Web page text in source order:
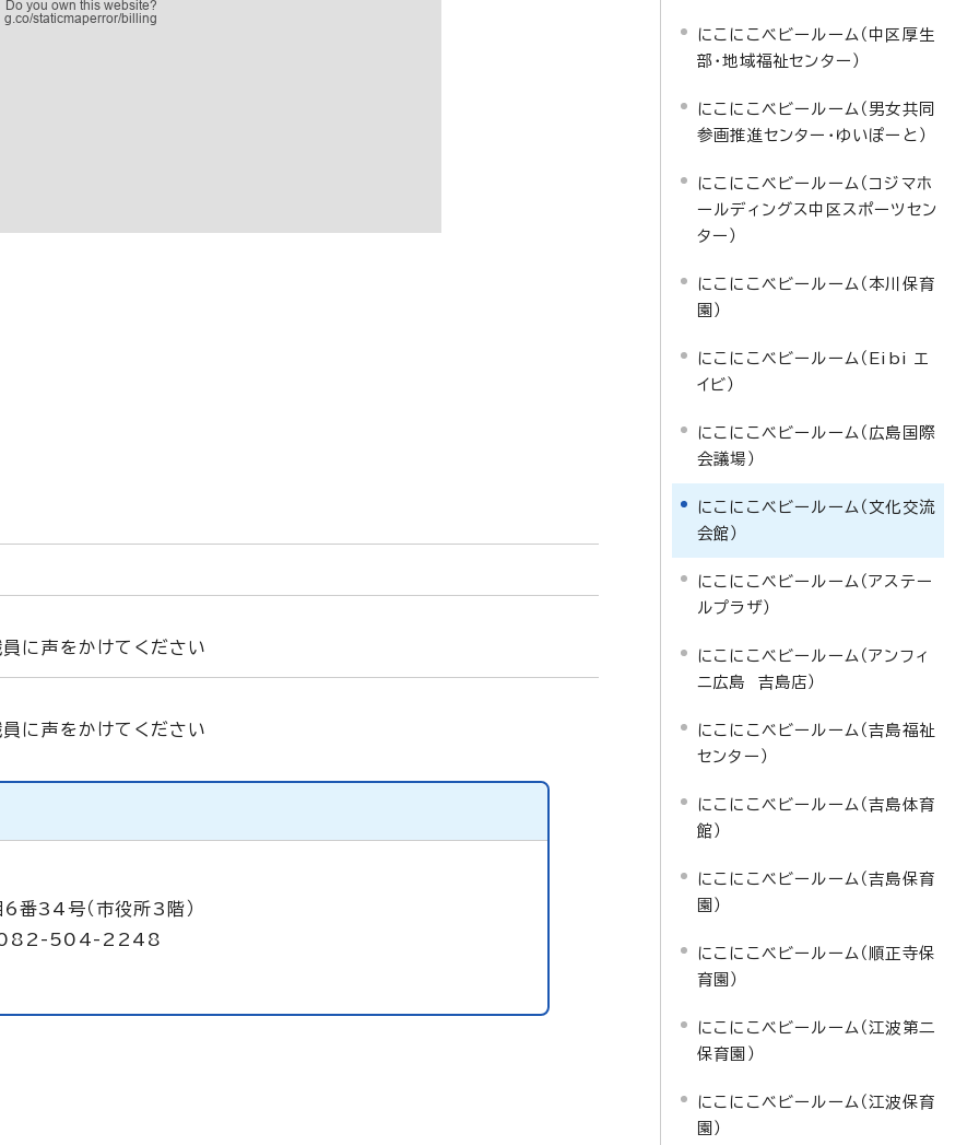
に声をかけてください
に声をかけてください
34号（市役所3階）
082-504-2248
にこにこベビールーム（中区厚生
部・地域福祉センター）
にこにこベビールーム（男女共同
参画推進センター・ゆいぽーと）
にこにこベビールーム（コジマホ
ールディングス中区スポーツセン
ター）
にこにこベビールーム（本川保育
園）
にこにこベビールーム（Eibi エ
イビ）
にこにこベビールーム（広島国際
会議場）
にこにこベビールーム（文化交流
会館）
にこにこベビールーム（アステー
ルプラザ）
にこにこベビールーム（アンフィ
ニ広島 吉島店）
にこにこベビールーム（吉島福祉
センター）
にこにこベビールーム（吉島体育
館）
にこにこベビールーム（吉島保育
園）
にこにこベビールーム（順正寺保
育園）
にこにこベビールーム（江波第二
保育園）
にこにこベビールーム（江波保育
園）